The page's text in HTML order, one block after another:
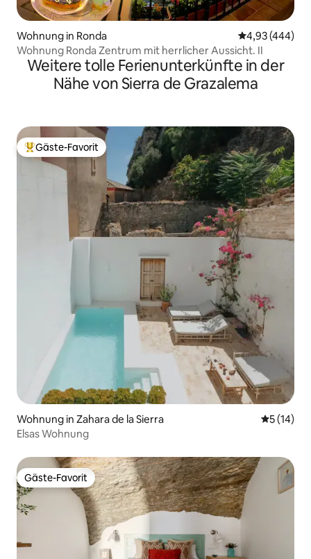
Wohnung in Ronda
4,93 (444)
Wohnung Ronda Zentrum mit herrlicher Aussicht. II
Weitere tolle Ferienunterkünfte in der
Nähe von Sierra de Grazalema
Beliebter Gäste-Favorit.
Gäste-Favorit
Wohnung in Zahara de la Sierra
5 (14)
Elsas Wohnung
Gäste-Favorit
Gäste-Favorit